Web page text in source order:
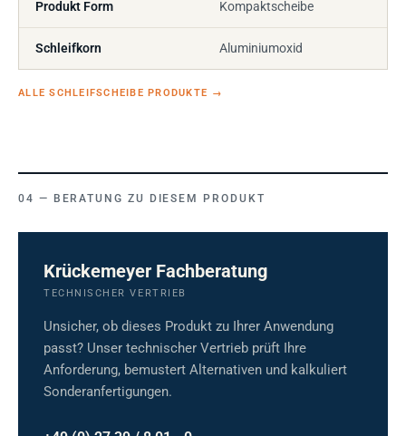
Produkt Form Kompaktscheibe
Schleifkorn Aluminiumoxid
ALLE SCHLEIFSCHEIBE PRODUKTE →
BERATUNG ZU DIESEM PRODUKT
Krückemeyer Fachberatung
TECHNISCHER VERTRIEB
Unsicher, ob dieses Produkt zu Ihrer Anwendung
passt? Unser technischer Vertrieb prüft Ihre
Anforderung, bemustert Alternativen und kalkuliert
Sonderanfertigungen.